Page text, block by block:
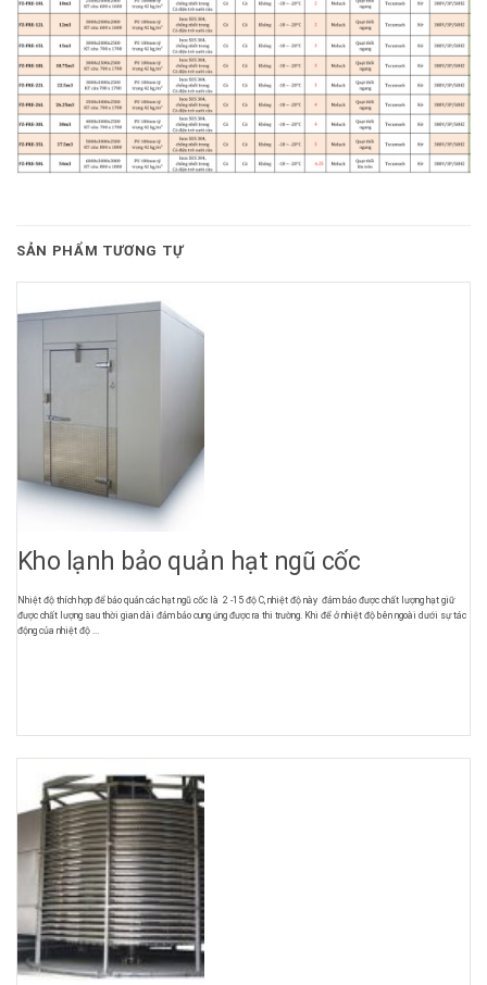
SẢN PHẨM TƯƠNG TỰ
Kho lạnh bảo quản hạt ngũ cốc
Nhiệt độ thích hợp để bảo quản các hạt ngũ cốc là 2 -15 độ C, nhiệt độ này đảm bảo được chất lượng hạt giữ
được chất lượng sau thời gian dài đảm bảo cung ứng được ra thi trường. Khi để ở nhiệt độ bên ngoài dưới sự tác
động của nhiệt độ ...